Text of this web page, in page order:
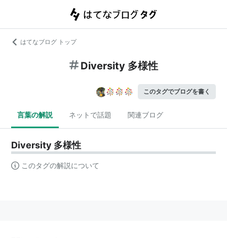
はてなブログ トップ
Diversity 多様性
このタグでブログを書く
言葉の解説 ネットで話題 関連ブログ
Diversity 多様性
このタグの解説について